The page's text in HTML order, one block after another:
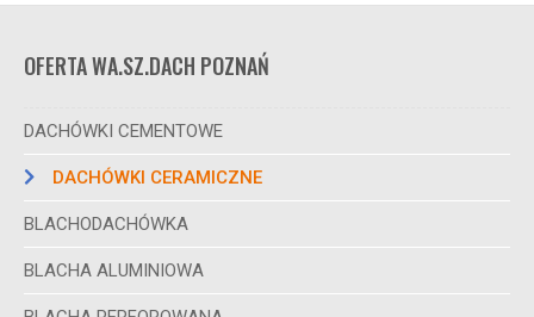
OFERTA WA.SZ.DACH POZNAŃ
DACHÓWKI CEMENTOWE
DACHÓWKI CERAMICZNE
BLACHODACHÓWKA
BLACHA ALUMINIOWA